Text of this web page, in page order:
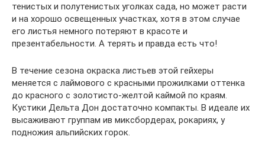
тенистых и полутенистых уголках сада, но может расти
и на хорошо освещенных участках, хотя в этом случае
его листья немного потеряют в красоте и
презентабельности. А терять и правда есть что!
В течение сезона окраска листьев этой гейхеры
меняется с лаймового с красными прожилками оттенка
до красного с золотисто-желтой каймой по краям.
Кустики Дельта Дон достаточно компакты. В идеале их
высаживают группам ив миксбордерах, рокариях, у
подножия альпийских горок.